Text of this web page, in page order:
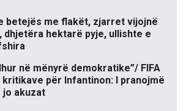
betejës me flakët, zjarret vijojnë
dhjetëra hektarë pyje, ullishte e
në mënyrë demokratike”/ FIFA
kritikave për Infantinon: I pranojmë
jo akuzat